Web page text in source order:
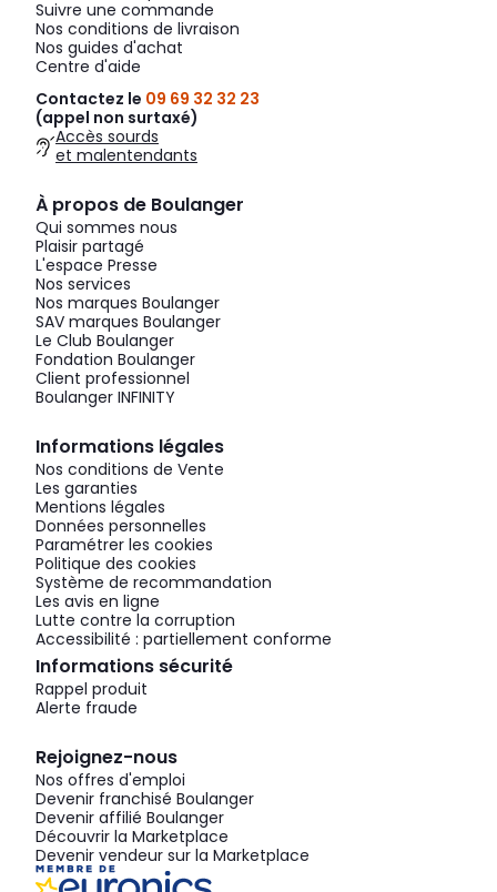
Suivre une commande
Nos conditions de livraison
Nos guides d'achat
Centre d'aide
Contactez le 09 69 32 32 23
(appel non surtaxé)
Accès sourds
et malentendants
À propos de Boulanger
Qui sommes nous
Plaisir partagé
L'espace Presse
Nos services
Nos marques Boulanger
SAV marques Boulanger
Le Club Boulanger
Fondation Boulanger
Client professionnel
Boulanger INFINITY
Informations légales
Nos conditions de Vente
Les garanties
Mentions légales
Données personnelles
Paramétrer les cookies
Politique des cookies
Système de recommandation
Les avis en ligne
Lutte contre la corruption
Accessibilité : partiellement conforme
Informations sécurité
Rappel produit
Alerte fraude
Rejoignez-nous
Nos offres d'emploi
Devenir franchisé Boulanger
Devenir affilié Boulanger
Découvrir la Marketplace
Devenir vendeur sur la Marketplace